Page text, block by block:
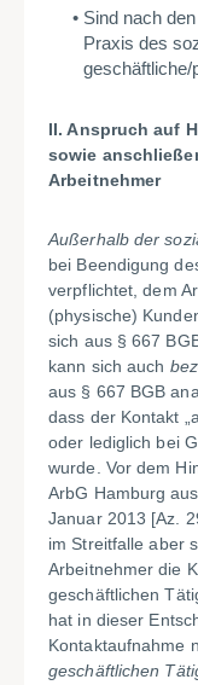
Sind nach
Praxis des
geschäftliche/
II. Anspruch auf
sowie
Arbeitnehmer
Außerhalb der
bei Beendigung
verpflichtet, dem
(physische)
sich aus § 667
kann sich auch
aus § 667 BGB
dass der Kontakt
oder lediglich bei
wurde. Vor dem
ArbG Hamburg
Januar 2013 [Az.
im Streitfalle aber
Arbeitnehmer die
geschäftlichen
hat in dieser
Kontaktaufnahme
geschäftlichen